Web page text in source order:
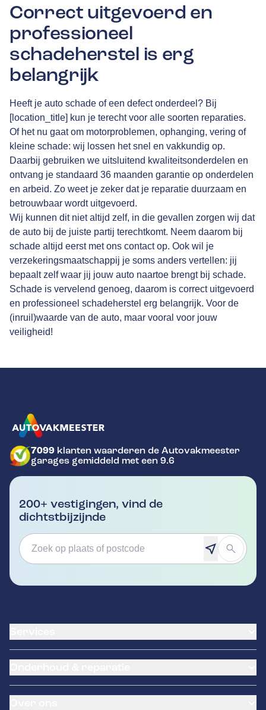
Correct uitgevoerd en
professioneel
schadeherstel is erg
belangrijk
Heeft je auto schade of een defect onderdeel? Bij
[location_title] kun je terecht voor alle soorten reparaties.
Of het nu gaat om motorproblemen, ophanging, vering of
kleine schade: wij lossen het snel en vakkundig op.
Daarbij gebruiken we uitsluitend kwaliteitsonderdelen en
ontvang je standaard 36 maanden garantie op onderdelen
en arbeid. Zo weet je zeker dat je reparatie duurzaam en
betrouwbaar wordt uitgevoerd.
Wij kunnen dit niet altijd zelf, in die gevallen zorgen wij dat
de auto bij de juiste partij terechtkomt. Neem daarom bij
schade altijd eerst met ons contact op. Ook wil je
verzekeringsmaatschappij je soms anders vertellen: jij
bepaalt zelf waar jij jouw auto naartoe brengt bij schade.
Schade is vervelend genoeg, daarom is correct uitgevoerd
en professioneel schadeherstel erg belangrijk. Voor de
(inruil)waarde van de auto, maar vooral voor jouw
veiligheid!
GA NAAR DE HOMEPAGINA
7099 klanten waarderen de Autovakmeester
garages gemiddeld met een 9.6
200+ vestigingen, vind de
dichtstbijzijnde
Klantenkaart